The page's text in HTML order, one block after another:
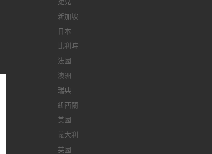
新加坡
日本
比利時
法國
澳洲
瑞典
紐西蘭
美國
義大利
英國